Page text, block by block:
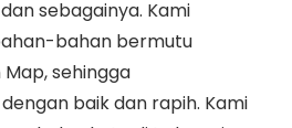
sebagainya. Kami
bahan bermutu
sehingga
baik dan rapih. Kami